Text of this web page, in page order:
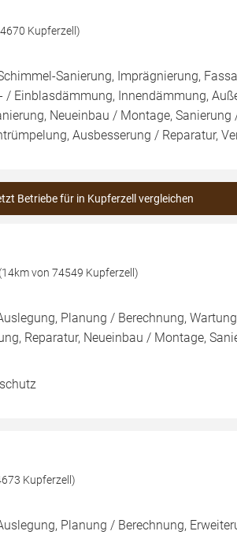
Kupferzell)
Sanierung, Imprägnierung,
/ Einblasdämmung, Innendämmung,
Neueinbau / Montage, Sanierung
Ausbesserung / Reparatur,
Betriebe für in Kupferzell vergleichen
von 74549 Kupferzell)
Planung / Berechnung,
Reparatur, Neueinbau / Montage,
Kupferzell)
Planung / Berechnung,